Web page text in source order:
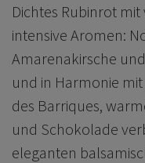
Dichtes Rubinrot
intensive Aromen:
Amarenakirsche
und in Harmonie
des Barriques,
und Schokolade
eleganten